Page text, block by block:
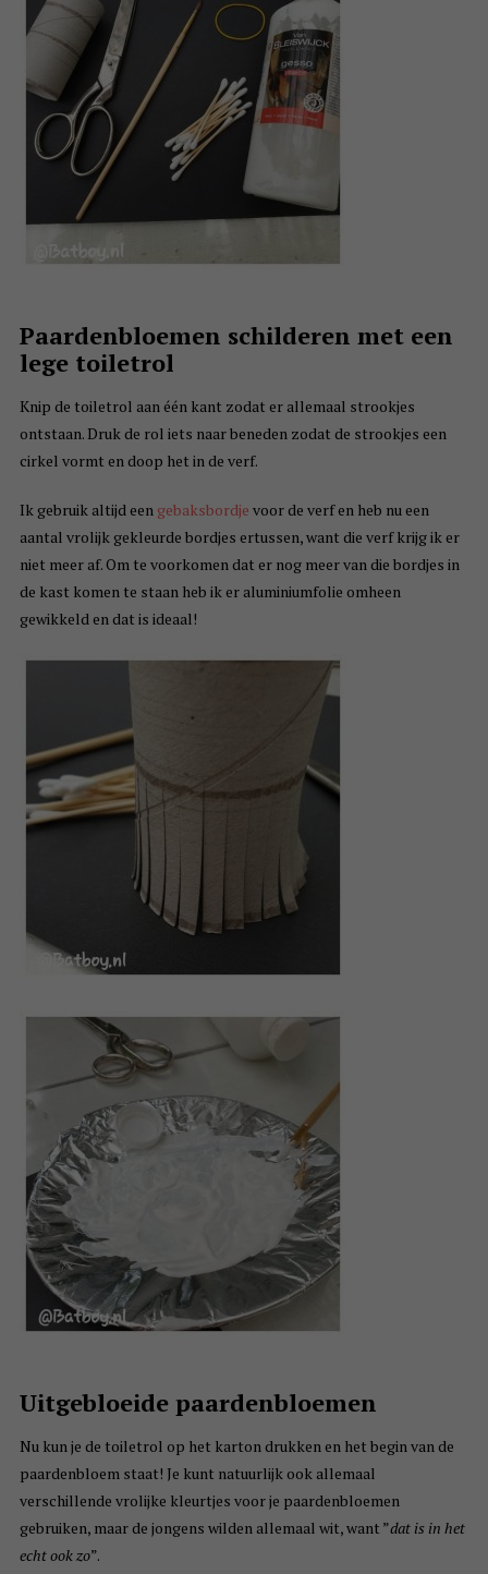
Paardenbloemen schilderen met een
lege toiletrol
Knip de toiletrol aan één kant zodat er allemaal strookjes
ontstaan. Druk de rol iets naar beneden zodat de strookjes een
cirkel vormt en doop het in de verf.
Ik gebruik altijd een gebaksbordje voor de verf en heb nu een
aantal vrolijk gekleurde bordjes ertussen, want die verf krijg ik er
niet meer af. Om te voorkomen dat er nog meer van die bordjes in
de kast komen te staan heb ik er aluminiumfolie omheen
gewikkeld en dat is ideaal!
Uitgebloeide paardenbloemen
Nu kun je de toiletrol op het karton drukken en het begin van de
paardenbloem staat! Je kunt natuurlijk ook allemaal
verschillende vrolijke kleurtjes voor je paardenbloemen
gebruiken, maar de jongens wilden allemaal wit, want ”dat is in het
echt ook zo”.